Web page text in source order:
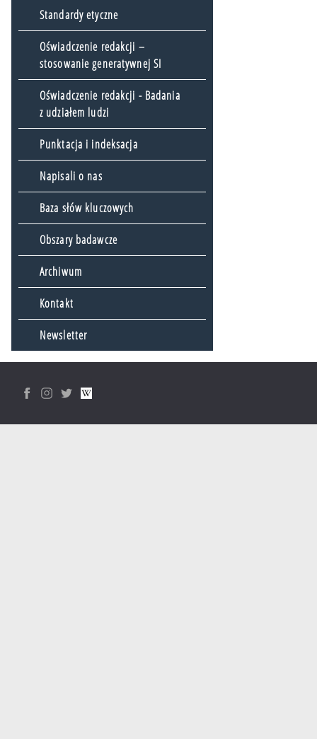
Standardy etyczne
Oświadczenie redakcji –
stosowanie generatywnej SI
Oświadczenie redakcji - Badania
z udziałem ludzi
Punktacja i indeksacja
Napisali o nas
Baza słów kluczowych
Obszary badawcze
Archiwum
Kontakt
Newsletter